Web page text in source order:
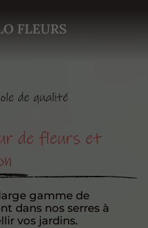
de qualité
de fleurs et
gamme de
dans nos serres à
vos jardins.